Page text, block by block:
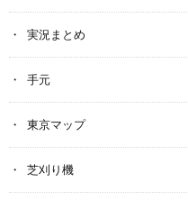
実況まとめ
手元
東京マップ
芝刈り機